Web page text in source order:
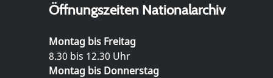
Öffnungszeiten Nationalarchiv
Montag bis Freitag
8.30 bis 12.30 Uhr
Montag bis Donnerstag